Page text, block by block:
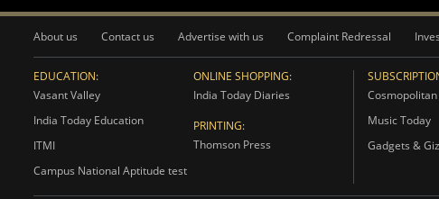
About us Contact us Advertise with us Complaint Redressal
EDUCATION:
Vasant Valley
India Today Education
ITMI
Campus National Aptitude test
ONLINE SHOPPING:
India Today Diaries
PRINTING:
Thomson Press
Cosmopolitan
Music Today
Gadgets &